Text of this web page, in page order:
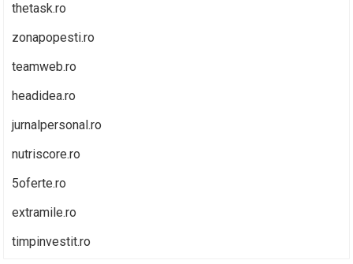
thetask.ro
zonapopesti.ro
teamweb.ro
headidea.ro
jurnalpersonal.ro
nutriscore.ro
5oferte.ro
extramile.ro
timpinvestit.ro